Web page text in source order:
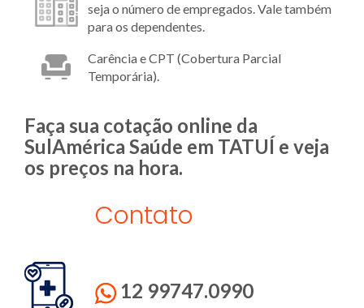
seja o número de empregados. Vale também
para os dependentes.
Carência e CPT (Cobertura Parcial
Temporária).
Faça sua cotação online da
SulAmérica Saúde em TATUÍ e veja
os preços na hora.
Contato
12 99747.0990